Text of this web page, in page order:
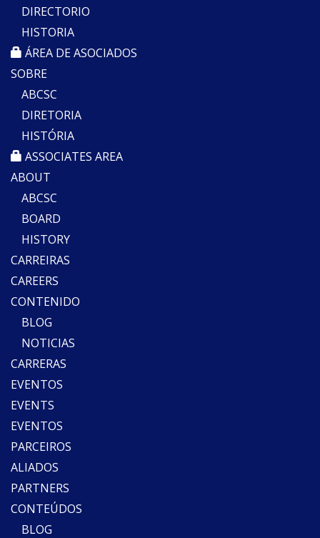
DIRECTORIO
HISTORIA
ÁREA DE ASOCIADOS
SOBRE
ABCSC
DIRETORIA
HISTÓRIA
ASSOCIATES AREA
ABOUT
ABCSC
BOARD
HISTORY
CARREIRAS
CAREERS
CONTENIDO
BLOG
NOTICIAS
CARRERAS
EVENTOS
EVENTS
EVENTOS
PARCEIROS
ALIADOS
PARTNERS
CONTEÚDOS
BLOG